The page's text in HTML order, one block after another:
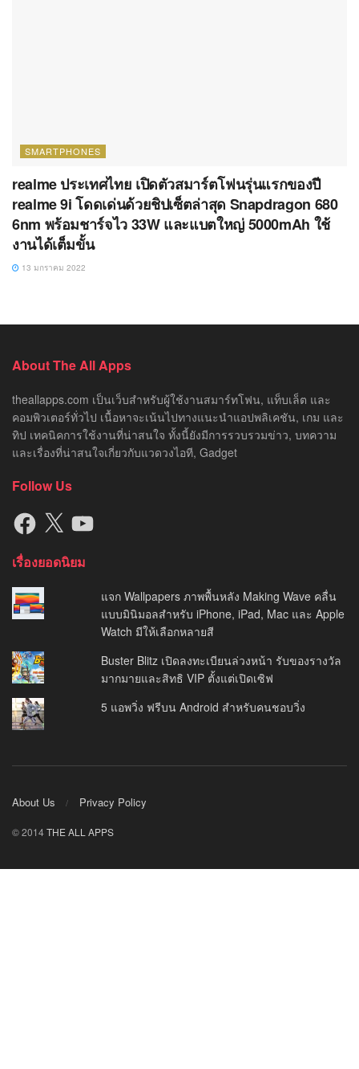
SMARTPHONES
realme ประเทศไทย เปิดตัวสมาร์ตโฟนรุ่นแรกของปี
realme 9i โดดเด่นด้วยชิปเซ็ตล่าสุด Snapdragon 680
6nm พร้อมชาร์จไว 33W และแบตใหญ่ 5000mAh ใช้
งานได้เต็มขั้น
13 มกราคม 2022
About The All Apps
theallapps.com เป็นเว็บสำหรับผู้ใช้งานสมาร์ทโฟน, แท็บเล็ต และ
คอมพิวเตอร์ทั่วไป เนื้อหาจะเน้นไปทางแนะนำแอปพลิเคชัน, เกม และ
ทิป เทคนิคการใช้งานที่น่าสนใจ ทั้งนี้ยังมีการรวบรวมข่าว, บทความ
และเรื่องที่น่าสนใจเกี่ยวกับแวดวงไอที, Gadget
Follow Us
Facebook
X YouTube
เรื่องยอดนิยม
แจก Wallpapers ภาพพื้นหลัง Making Wave คลื่น
แบบมินิมอลสำหรับ iPhone, iPad, Mac และ Apple
Watch มีให้เลือกหลายสี
Buster Blitz เปิดลงทะเบียนล่วงหน้า รับของรางวัล
มากมายและสิทธิ VIP ตั้งแต่เปิดเซิฟ
5 แอพวิ่ง ฟรีบน Android สำหรับคนชอบวิ่ง
About Us Privacy Policy
© 2014THE ALL APPS